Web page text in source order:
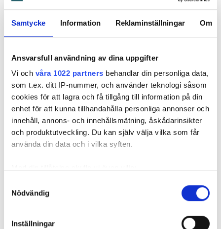
Samtycke Information Reklaminställningar Om
Ansvarsfull användning av dina uppgifter
Vi och våra 1022 partners behandlar din personliga data,
som t.ex. ditt IP-nummer, och använder teknologi såsom
cookies för att lagra och få tillgång till information på din
enhet för att kunna tillhandahålla personliga annonser och
innehåll, annons- och innehållsmätning, åskådarinsikter
och produktutveckling. Du kan själv välja vilka som får
använda din data och i vilka syften.
som kan ha en noggrannhet på upp till flera meter
Nödvändig
Inställningar
Foto: Hyresnämnden
Foto: Hyresnämnden
Hyresgästen borde ha upptäckt och larmat om glipan i duschväggen, menar
domstolarna.
sprickan har kunnat uppstå. Sprickan var heller inte så lätt